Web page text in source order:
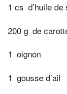
1 cs d’huile
200 g de
1 oignon
1 gousse d’ail